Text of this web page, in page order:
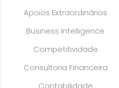
Apoios Extraordinários
Business Intelligence
Competitividade
Consultoria Financeira
Contabilidade